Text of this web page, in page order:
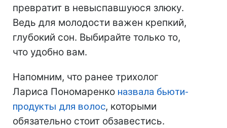
превратит в невыспавшуюся злюку.
Ведь для молодости важен крепкий,
глубокий сон. Выбирайте только то,
что удобно вам.
Напомним, что ранее трихолог
Лариса Пономаренко назвала бьюти-
продукты для волос, которыми
обязательно стоит обзавестись.